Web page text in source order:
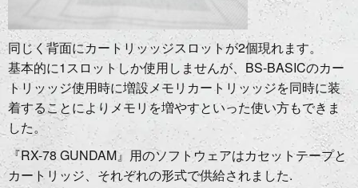
同じく背面にカートリッッジスロットが2個現れます。
基本的に1スロットしか使用しませんが、BS-BASICのカー
トリッッジ使用時に増設メモリカートリッッジを同時に装
着することによりメモリを増やすといった使い方もできま
した。
『RX-78 GUNDAM』用のソフトウェアはカセットテープと
カートリッジ、それぞれの形式で供給されました.